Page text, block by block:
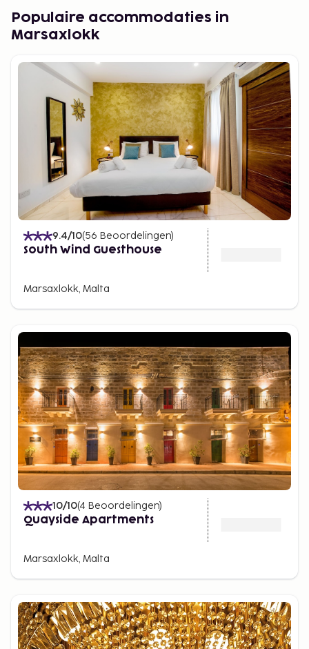
Populaire accommodaties in
Marsaxlokk
9.4/10(56 Beoordelingen)
South Wind Guesthouse
Marsaxlokk, Malta
10/10(4 Beoordelingen)
Quayside Apartments
Marsaxlokk, Malta